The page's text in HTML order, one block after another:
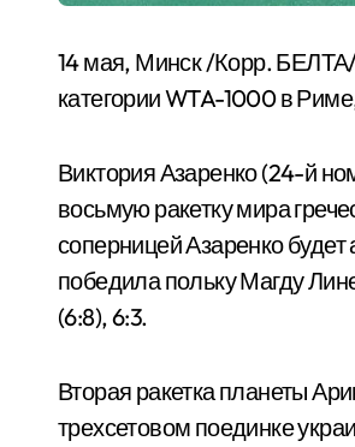
14 мая, Минск /Корр. БЕЛТА/
категории WTA-1000 в
Виктория Азаренко (24-й
восьмую ракетку мира
соперницей Азаренко
победила польку Магду
(6:8), 6:3.
Вторая ракетка планеты
трехсетовом поединке